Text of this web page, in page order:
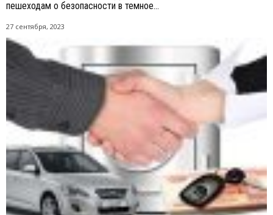
пешеходам о безопасности в темное...
27 сентября, 2023